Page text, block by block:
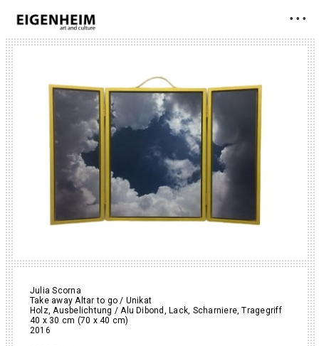
• • •
Julia Scorna
Take away Altar to go / Unikat
Holz, Ausbelichtung / Alu Dibond, Lack, Scharniere, Tragegriff
40 x 30 cm (70 x 40 cm)
2016